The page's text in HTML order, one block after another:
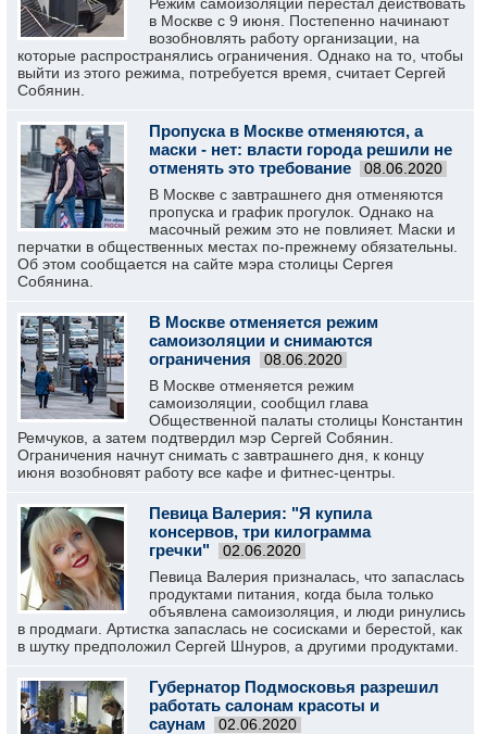
в Москве с 9 июня. Постепенно начинают
возобновлять работу организации, на
которые распространялись ограничения. Однако на то, чтобы
выйти из этого режима, потребуется время, считает Сергей
Собянин.
Пропуска в Москве отменяются, а
маски - нет: власти города решили не
отменять это требование
08.06.2020
В Москве с завтрашнего дня отменяются
пропуска и график прогулок. Однако на
масочный режим это не повлияет. Маски и
перчатки в общественных местах по-прежнему обязательны.
Об этом сообщается на сайте мэра столицы Сергея
Собянина.
В Москве отменяется режим
самоизоляции и снимаются
ограничения
08.06.2020
В Москве отменяется режим
самоизоляции, сообщил глава
Общественной палаты столицы Константин
Ремчуков, а затем подтвердил мэр Сергей Собянин.
Ограничения начнут снимать с завтрашнего дня, к концу
июня возобновят работу все кафе и фитнес-центры.
Певица Валерия: "Я купила
консервов, три килограмма
гречки"
02.06.2020
Певица Валерия призналась, что запаслась
продуктами питания, когда была только
объявлена самоизоляция, и люди ринулись
в продмаги. Артистка запаслась не сосисками и берестой, как
в шутку предположил Сергей Шнуров, а другими продуктами.
Губернатор Подмосковья разрешил
работать салонам красоты и
саунам
02.06.2020